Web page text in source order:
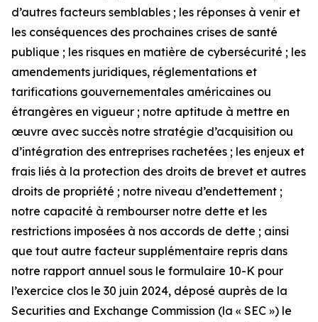
d’autres facteurs semblables ; les réponses à venir et
les conséquences des prochaines crises de santé
publique ; les risques en matière de cybersécurité ; les
amendements juridiques, réglementations et
tarifications gouvernementales américaines ou
étrangères en vigueur ; notre aptitude à mettre en
œuvre avec succès notre stratégie d’acquisition ou
d’intégration des entreprises rachetées ; les enjeux et
frais liés à la protection des droits de brevet et autres
droits de propriété ; notre niveau d’endettement ;
notre capacité à rembourser notre dette et les
restrictions imposées à nos accords de dette ; ainsi
que tout autre facteur supplémentaire repris dans
notre rapport annuel sous le formulaire 10-K pour
l’exercice clos le 30 juin 2024, déposé auprès de la
Securities and Exchange Commission (la « SEC ») le